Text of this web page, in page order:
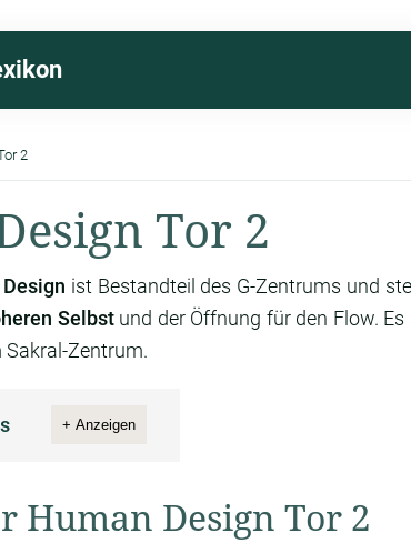
2
Tor 2
ist Bestandteil des G-Zentrums und
Selbstund der Öffnung für den Flow.
Sakral-Zentrum.
+ Anzeigen
Human Design Tor 2